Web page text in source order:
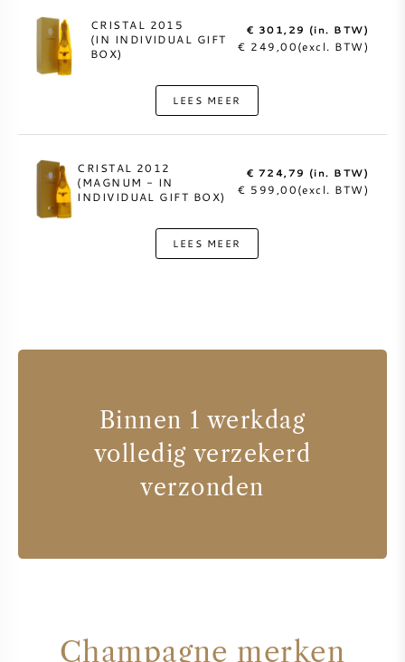
CRISTAL 2015
(IN INDIVIDUAL GIFT
BOX)
€ 301,29 (in. BTW)
€ 249,00(excl. BTW)
LEES MEER
CRISTAL 2012
(MAGNUM - IN
INDIVIDUAL GIFT BOX)
€ 724,79 (in. BTW)
€ 599,00(excl. BTW)
LEES MEER
Binnen 1 werkdag
volledig verzekerd
verzonden
Champagne merken